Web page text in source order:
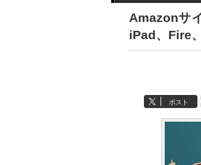
Amazonサ
iPad、Fire
ポスト